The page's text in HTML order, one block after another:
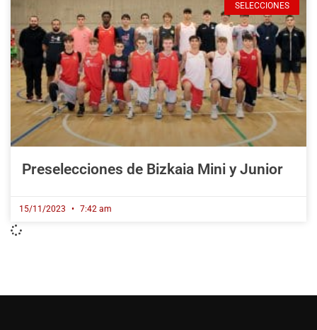
SELECCIONES
Preselecciones de Bizkaia Mini y Junior
15/11/2023 7:42 am